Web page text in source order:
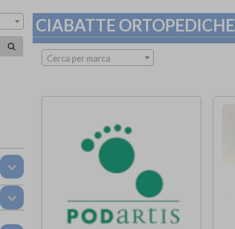
CIABATTE ORTOPEDICHE
Cerca per marca